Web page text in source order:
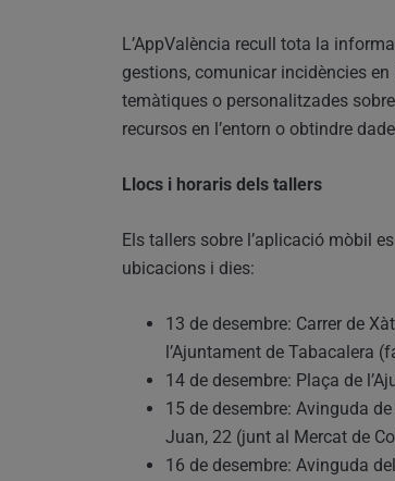
L’AppValència recull tota la
gestions, comunicar incidències
temàtiques o personalitzades
recursos en l’entorn o obtindre
Llocs i horaris dels tallers
Els tallers sobre l’aplicació mòbil
ubicacions i dies:
13 de desembre: Carrer de
l’Ajuntament de Tabacalera
14 de desembre: Plaça de
15 de desembre: Avinguda
Juan, 22 (junt al Mercat de
16 de desembre: Avinguda